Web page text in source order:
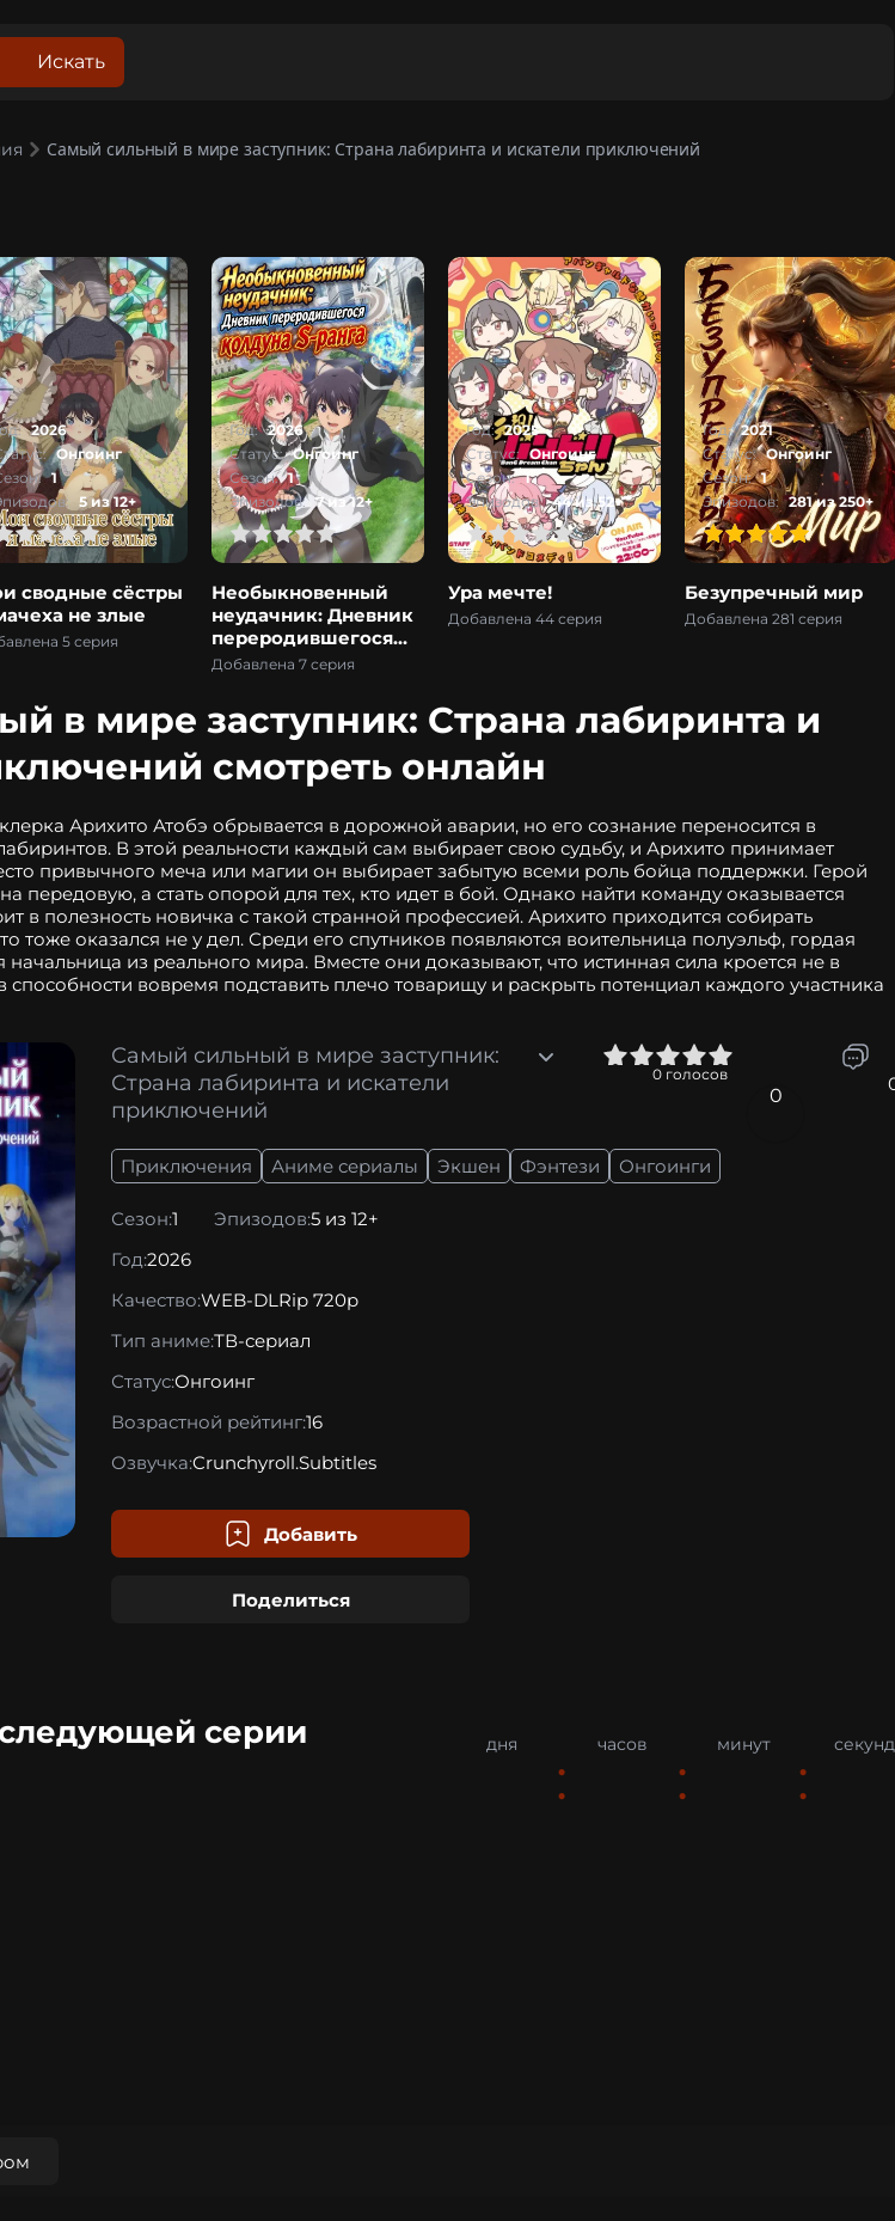
Искать
Самый сильный в мире заступник: Страна лабиринта и искатели приключений
2026
Онгоинг
1
5 из 12+
сводные сёстры
не злые
5 серия
Год: 2026
Статус: Онгоинг
Сезон: 1
Эпизодов: 7 из 12+
1 2 3
Необыкновенный
неудачник: Дневник
переродившегося
колдуна S-ранга
Добавлена 7 серия
Год: 2025
Статус: Онгоинг
Сезон: 1
Эпизодов: 44 из 52+
0 1 2 3 4
Ура мечте!
Добавлена 44 серия
Год: 2021
Статус: Онгоинг
Сезон: 1
Эпизодов: 281 из 250+
100 1 2 3 4
Безупречный мир
Добавлена 281 серия
100 1 2 3 4
в мире заступник: Страна лабиринта и
смотреть онлайн
Арихито Атобэ обрывается в дорожной аварии, но его сознание переносится в
В этой реальности каждый сам выбирает свою судьбу, и Арихито принимает
привычного меча или магии он выбирает забытую всеми роль бойца поддержки. Герой
передовую, а стать опорой для тех, кто идет в бой. Однако найти команду оказывается
в полезность новичка с такой странной профессией. Арихито приходится собирать
тоже оказался не у дел. Среди его спутников появляются воительница полуэльф, гордая
из реального мира. Вместе они доказывают, что истинная сила кроется не в
способности вовремя подставить плечо товарищу и раскрыть потенциал каждого участника
Самый сильный в мире заступник:
Страна лабиринта и искатели
приключений
0 1 3
0 голосов
0
Приключения Аниме сериалы Экшен Фэнтези Онгоинги
Сезон:1 Эпизодов:5 из 12+
Год:2026
Качество:WEB-DLRip 720p
Тип аниме:ТВ-сериал
Статус:Онгоинг
Возрастной рейтинг:16
Озвучка:Crunchyroll.Subtitles
Добавить
Поделиться
серии
дня часов минут секунд